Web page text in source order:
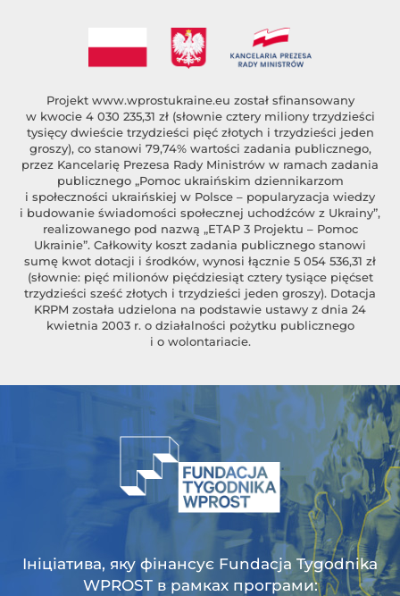
Projekt www.wprostukraine.eu został sfinansowany
w kwocie 4 030 235,31 zł (słownie cztery miliony trzydzieści
tysięcy dwieście trzydzieści pięć złotych i trzydzieści jeden
groszy), co stanowi 79,74% wartości zadania publicznego,
przez Kancelarię Prezesa Rady Ministrów w ramach zadania
publicznego „Pomoc ukraińskim dziennikarzom
i społeczności ukraińskiej w Polsce – popularyzacja wiedzy
i budowanie świadomości społecznej uchodźców z Ukrainy”,
realizowanego pod nazwą „ETAP 3 Projektu – Pomoc
Ukrainie”. Całkowity koszt zadania publicznego stanowi
sumę kwot dotacji i środków, wynosi łącznie 5 054 536,31 zł
(słownie: pięć milionów pięćdziesiąt cztery tysiące pięćset
trzydzieści sześć złotych i trzydzieści jeden groszy). Dotacja
KRPM została udzielona na podstawie ustawy z dnia 24
kwietnia 2003 r. o działalności pożytku publicznego
i o wolontariacie.
Ініціатива, яку фінансує Fundacja Tygodnika
WPROST в рамках програми: